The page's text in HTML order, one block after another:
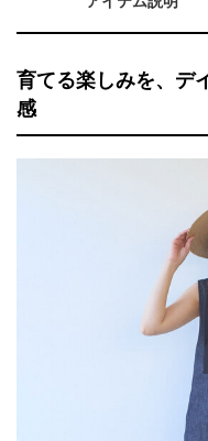
育てる楽しみを、デ
感